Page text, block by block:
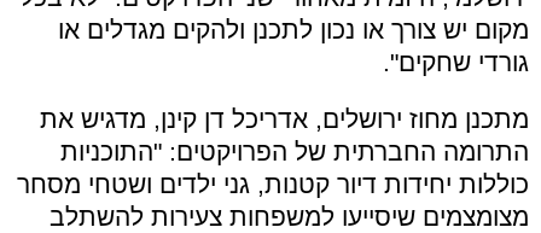
מקום יש צורך או נכון לתכנן ולהקים מגדלים או
גורדי שחקים".
מתכנן מחוז ירושלים, אדריכל דן קינן, מדגיש את
התרומה החברתית של הפרויקטים: "התוכניות
כוללות יחידות דיור קטנות, גני ילדים ושטחי מסחר
מצומצמים שיסייעו למשפחות צעירות להשתלב